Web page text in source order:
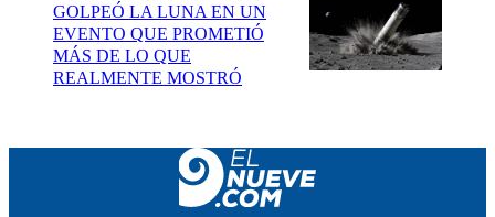
GOLPEÓ LA LUNA EN UN
EVENTO QUE PROMETIÓ
MÁS DE LO QUE
REALMENTE MOSTRÓ